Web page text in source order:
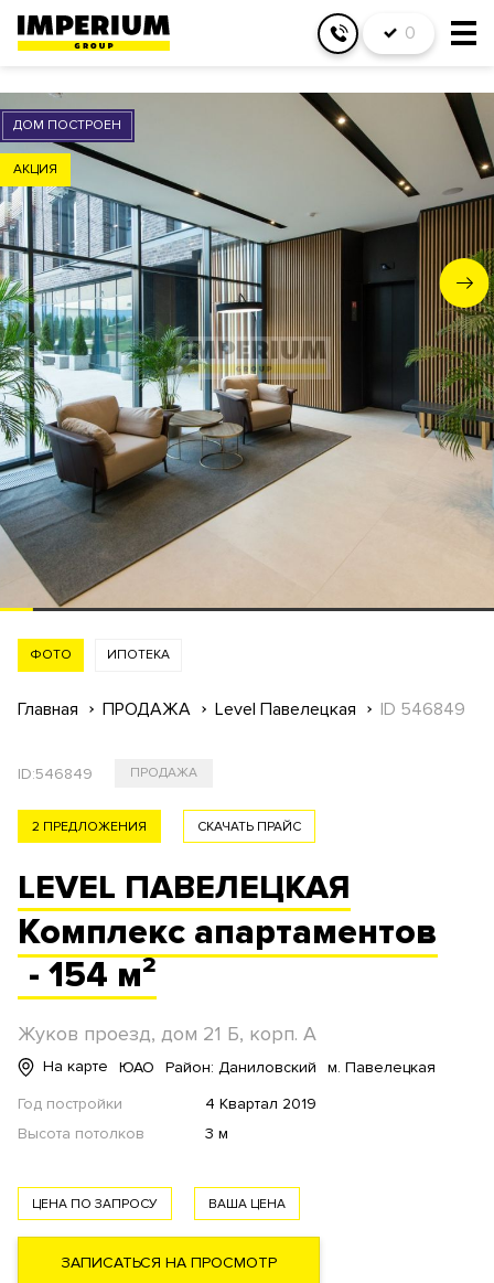
0
ДОМ ПОСТРОЕН
АКЦИЯ
ФОТО ИПОТЕКА
Главная ПРОДАЖА Level Павелецкая ID 546849
ID:546849 ПРОДАЖА
СКАЧАТЬ ПРАЙС
2 ПРЕДЛОЖЕНИЯ
LEVEL ПАВЕЛЕЦКАЯ
Комплекс апартаментов
- 154 м²
Жуков проезд, дом 21 Б, корп. А
На карте ЮАО Район: Даниловский
м. Павелецкая
Год постройки
4 Квартал 2019
Высота потолков
3 м
ЦЕНА ПО ЗАПРОСУ ВАША ЦЕНА
ЗАПИСАТЬСЯ НА ПРОСМОТР